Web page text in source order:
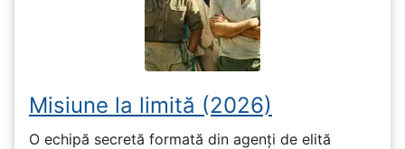
Misiune la limită (2026)
O echipă secretă formată din agenți de elită